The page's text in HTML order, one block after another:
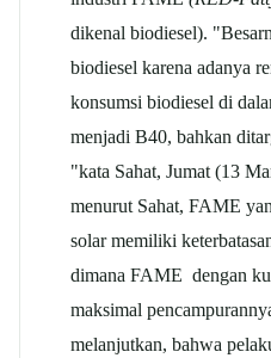
dikenal biodiesel).
biodiesel karena adanya
konsumsi biodiesel di
menjadi B40, bahkan
"kata Sahat, Jumat (13
menurut Sahat, FAME
solar memiliki
dimana FAME dengan
maksimal
melanjutkan, bahwa